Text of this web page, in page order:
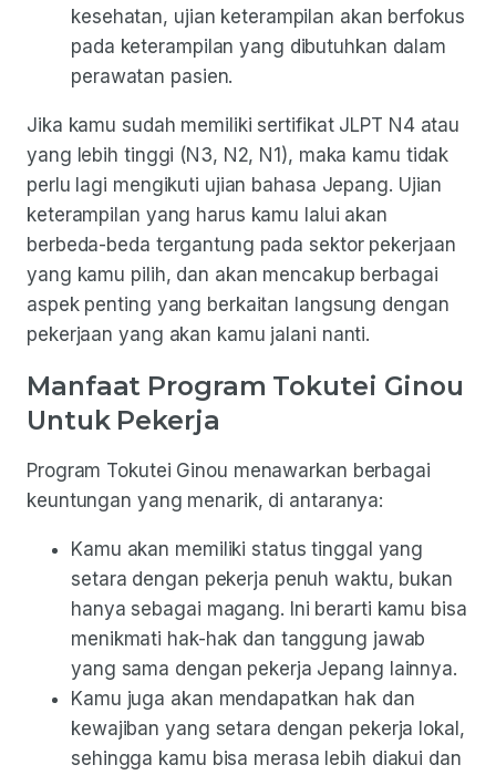
kesehatan, ujian keterampilan akan berfokus
pada keterampilan yang dibutuhkan dalam
perawatan pasien.
Jika kamu sudah memiliki sertifikat JLPT N4 atau
yang lebih tinggi (N3, N2, N1), maka kamu tidak
perlu lagi mengikuti ujian bahasa Jepang. Ujian
keterampilan yang harus kamu lalui akan
berbeda-beda tergantung pada sektor pekerjaan
yang kamu pilih, dan akan mencakup berbagai
aspek penting yang berkaitan langsung dengan
pekerjaan yang akan kamu jalani nanti.
Manfaat Program Tokutei Ginou
Untuk Pekerja
Program Tokutei Ginou menawarkan berbagai
keuntungan yang menarik, di antaranya:
Kamu akan memiliki status tinggal yang
setara dengan pekerja penuh waktu, bukan
hanya sebagai magang. Ini berarti kamu bisa
menikmati hak-hak dan tanggung jawab
yang sama dengan pekerja Jepang lainnya.
Kamu juga akan mendapatkan hak dan
kewajiban yang setara dengan pekerja lokal,
sehingga kamu bisa merasa lebih diakui dan